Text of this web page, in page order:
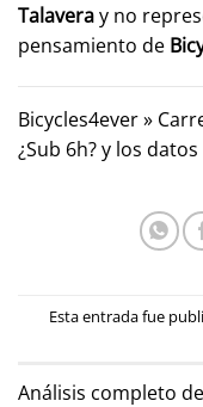
Talaveray no
pensamiento de
Bicycles4ever»
¿Sub 6h? y los
Esta entrada fue
Análisis completo